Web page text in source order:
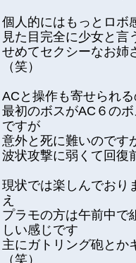
個人的にはもっとロボ
見た目完全に少女と言
せめてセクシーなお姉
（笑）
ACと操作も寄せられ
最初のボスがAC６の
ですが
意外と死に難いのです
波状攻撃に弱くて回復
現状では楽しんでおり
え
プラモの方は午前中で
しい感じです
主にガトリング砲とか
（笑）